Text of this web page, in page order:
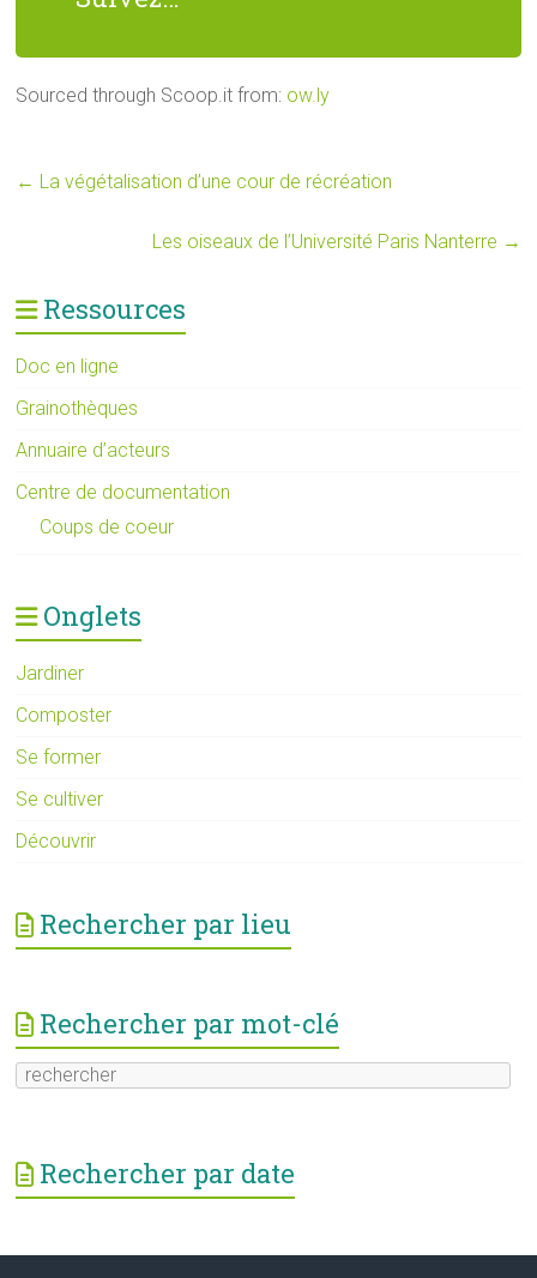
Sourced through Scoop.it from: ow.ly
← La végétalisation d’une cour de récréation
Les oiseaux de l’Université Paris Nanterre →
Ressources
Doc en ligne
Grainothèques
Annuaire d’acteurs
Centre de documentation
Coups de coeur
Onglets
Jardiner
Composter
Se former
Se cultiver
Découvrir
Rechercher par lieu
Rechercher par mot-clé
Rechercher par date